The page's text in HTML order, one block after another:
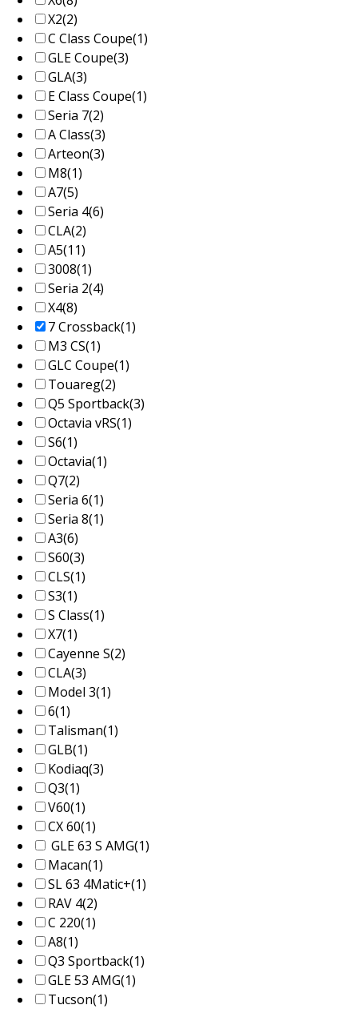
X2(2)
C Class Coupe(1)
GLE Coupe(3)
GLA(3)
E Class Coupe(1)
Seria 7(2)
A Class(3)
Arteon(3)
M8(1)
A7(5)
Seria 4(6)
CLA(2)
A5(11)
3008(1)
Seria 2(4)
X4(8)
7 Crossback(1)
M3 CS(1)
GLC Coupe(1)
Touareg(2)
Q5 Sportback(3)
Octavia vRS(1)
S6(1)
Octavia(1)
Q7(2)
Seria 6(1)
Seria 8(1)
A3(6)
S60(3)
CLS(1)
S3(1)
S Class(1)
X7(1)
Cayenne S(2)
CLA(3)
Model 3(1)
6(1)
Talisman(1)
GLB(1)
Kodiaq(3)
Q3(1)
V60(1)
CX 60(1)
GLE 63 S AMG(1)
Macan(1)
SL 63 4Matic+(1)
RAV 4(2)
C 220(1)
A8(1)
Q3 Sportback(1)
GLE 53 AMG(1)
Tucson(1)